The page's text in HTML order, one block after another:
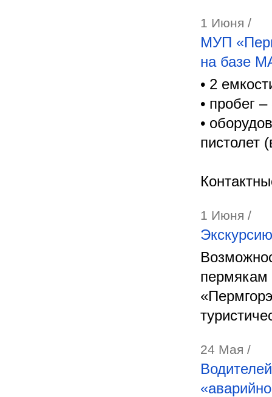
1 Июня /
МУП
на базе
• 2
• пробег
•
пистолет
1 Июня /
24 Мая /